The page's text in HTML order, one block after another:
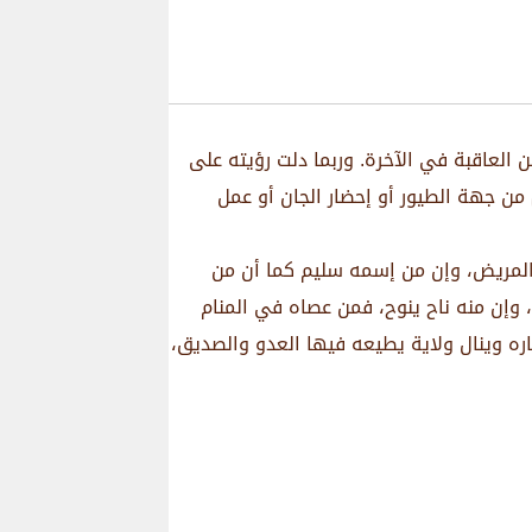
في الآخرة. وربما دلت رؤيته على
من جهة الطيور أو إحضار الجان أو عمل
المريض، وإن من إسمه سليم كما أن من
وإن منه ناح ينوح، فمن عصاه في المنام
وينال ولاية يطيعه فيها العدو والصديق،